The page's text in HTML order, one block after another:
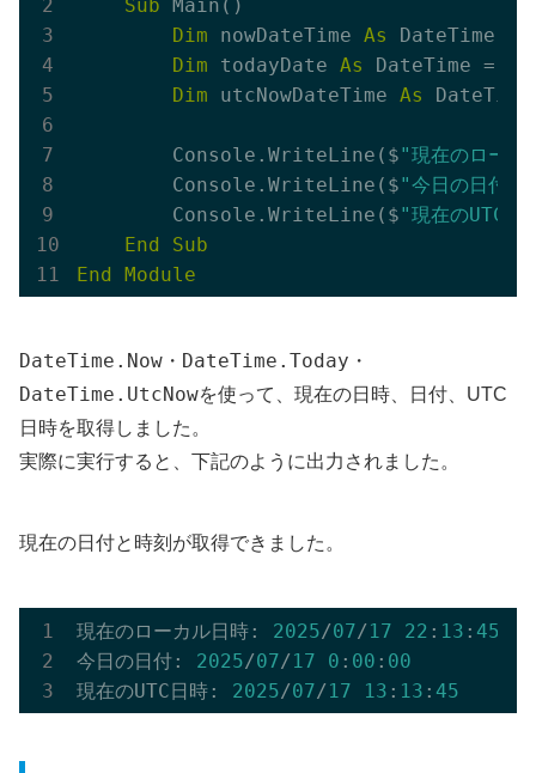
Sub Main()
Dim nowDateTime As
DateTime =
Dim todayDate As
DateTime =
Dim utcNowDateTime As
        Console.WriteLine($
"現在のロー
        Console.WriteLine($
"今日の日付
        Console.WriteLine($
"現在のUTC
End
Sub
End
Module
DateTime.Now ・ DateTime.Today ・
DateTime.UtcNowを使って、現在の日時、日付、UTC
日時を取得しました。
実際に実行すると、下記のように出力されました。
現在の日付と時刻が取得できました。
現在のローカル日時: 2025/07/17 22 : 13 : 45
今日の日付: 2025/07/17 0 : 00 : 00
現在のUTC日時: 2025/07/17 13 : 13 : 45